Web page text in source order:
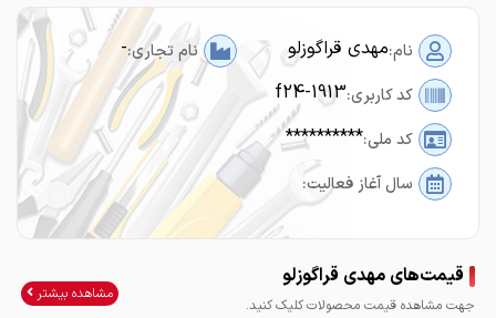
نام:مهدی قراگوزلو نام تجاری:-
کد کاربری:f24-1913
کد ملی:**********
سال آغاز فعالیت:
قیمت‌های مهدی قراگوزلو
جهت مشاهده قیمت محصولات کلیک کنید.
مشاهده بیشتر